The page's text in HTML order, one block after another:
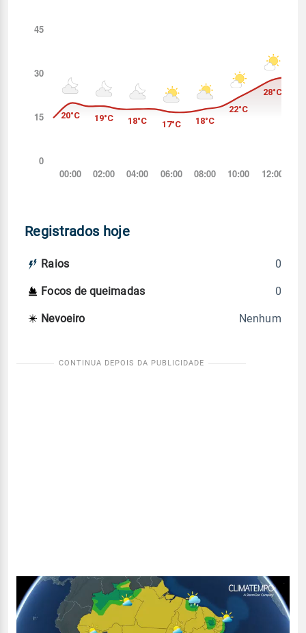
Registrados hoje
Raios 0
Focos de queimadas 0
Nevoeiro Nenhum